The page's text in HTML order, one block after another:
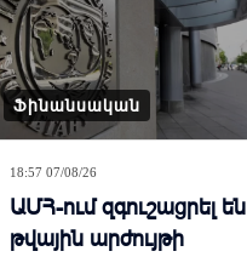
Ֆինանսական
18:57 07/08/26
ԱՄՀ-ում զգուշացրել են
թվային արժույթի